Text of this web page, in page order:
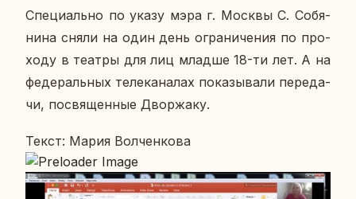
Спе­ци­аль­но по указу мэра г. Москвы С. Со­бя­
ни­на сняли на один день огра­ни­че­ния по про­
хо­ду в театры для лиц младше 18-ти лет. А на
фе­де­раль­ных те­ле­ка­на­лах по­ка­зы­ва­ли пе­ре­да­
чи, по­свя­щен­ные Двор­жа­ку.
Текст: Мария Вол­чен­ко­ва